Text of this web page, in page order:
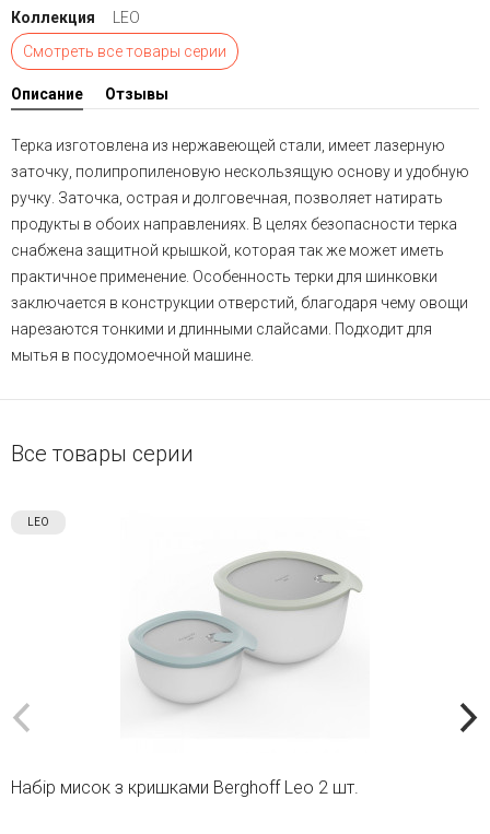
Коллекция
LEO
Смотреть все товары серии
Описание Отзывы
Терка изготовлена из нержавеющей стали, имеет лазерную
заточку, полипропиленовую нескользящую основу и удобную
ручку. Заточка, острая и долговечная, позволяет натирать
продукты в обоих направлениях. В целях безопасности терка
снабжена защитной крышкой, которая так же может иметь
практичное применение. Особенность терки для шинковки
заключается в конструкции отверстий, благодаря чему овощи
нарезаются тонкими и длинными слайсами. Подходит для
мытья в посудомоечной машине.
Все товары серии
LEO
Набір мисок з кришками Berghoff Leo 2 шт.